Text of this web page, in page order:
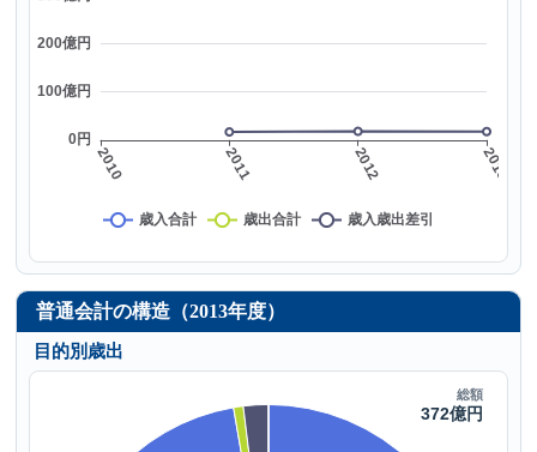
普通会計の構造（2013年度）
目的別歳出